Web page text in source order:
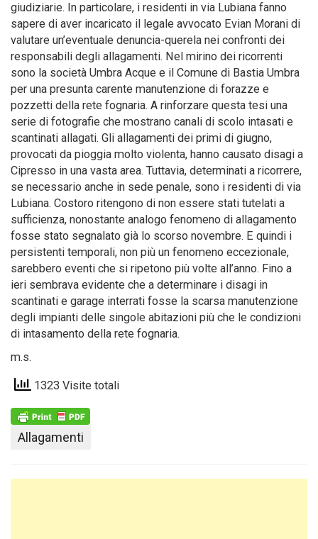
giudiziarie. In particolare, i residenti in via Lubiana fanno
sapere di aver incaricato il legale avvocato Evian Morani di
valutare un’eventuale denuncia-querela nei confronti dei
responsabili degli allagamenti. Nel mirino dei ricorrenti
sono la società Umbra Acque e il Comune di Bastia Umbra
per una presunta carente manutenzione di forazze e
pozzetti della rete fognaria. A rinforzare questa tesi una
serie di fotografie che mostrano canali di scolo intasati e
scantinati allagati. Gli allagamenti dei primi di giugno,
provocati da pioggia molto violenta, hanno causato disagi a
Cipresso in una vasta area. Tuttavia, determinati a ricorrere,
se necessario anche in sede penale, sono i residenti di via
Lubiana. Costoro ritengono di non essere stati tutelati a
sufficienza, nonostante analogo fenomeno di allagamento
fosse stato segnalato già lo scorso novembre. E quindi i
persistenti temporali, non più un fenomeno eccezionale,
sarebbero eventi che si ripetono più volte all’anno. Fino a
ieri sembrava evidente che a determinare i disagi in
scantinati e garage interrati fosse la scarsa manutenzione
degli impianti delle singole abitazioni più che le condizioni
di intasamento della rete fognaria.
m.s.
1323 Visite totali
Allagamenti